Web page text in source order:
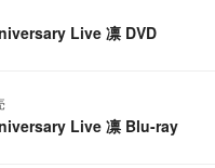
Live 凛 DVD
Live 凛 Blu-ray